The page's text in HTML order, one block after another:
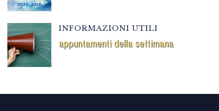
INFORMAZIONI UTILI
appuntamenti della settimana